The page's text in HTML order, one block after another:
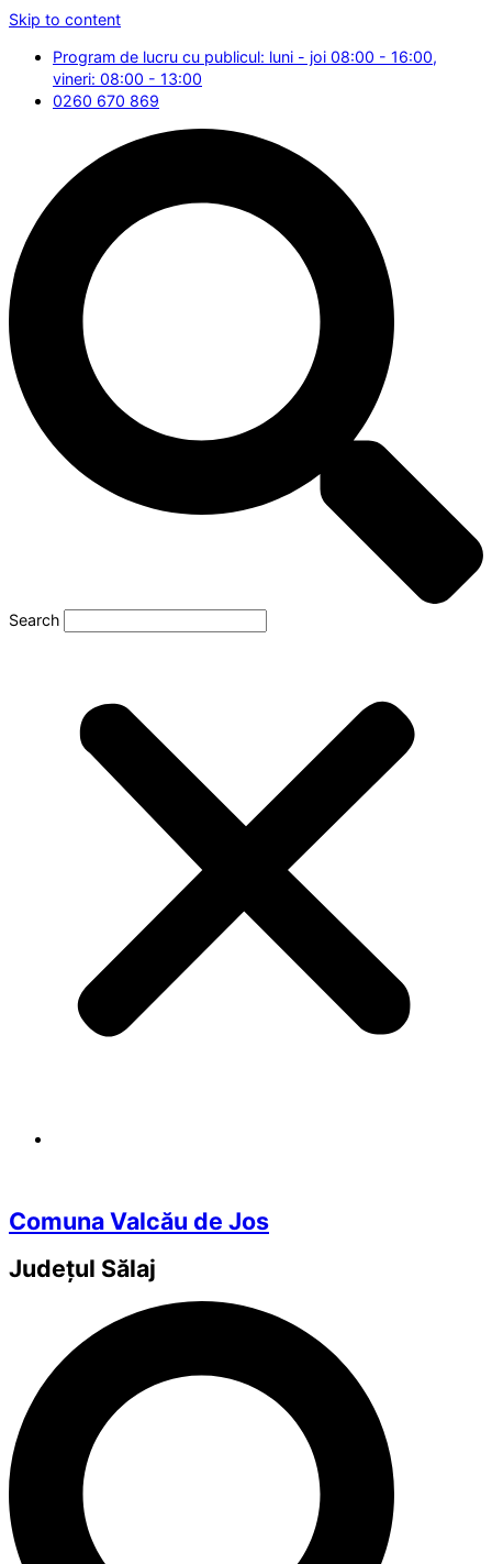
Skip to content
Program de lucru cu publicul: luni - joi 08:00 - 16:00,
vineri: 08:00 - 13:00
0260 670 869
Search
Comuna Valcău de Jos
Județul Sălaj